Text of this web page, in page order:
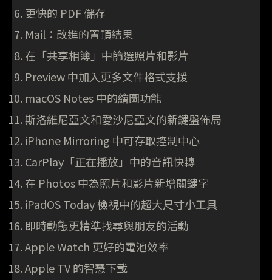
更快的 PDF 儲存
Mail：改進的置頂結果
在「共享相簿」中篩選照片和影片
Preview 中加入更多文件格式支援
macOS Notes 中的繪圖功能
斯洛維尼亞文和愛沙尼亞文的新鍵盤佈局
iPhone Mirroring 中可存取控制中心
CarPlay「正在播放」中的音訊快轉
在 Photos 中為照片和影片新增關鍵字
iPadOS Today 檢視中的超大尺寸小工具
即時動態更精準找尋與朋友的活動
Apple Watch 更好的電池效率
Apple TV 的智慧下載